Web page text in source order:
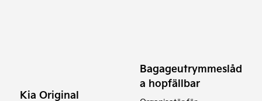
Kia Original
olika
Bagageutrymmeslåd
a hopfällbar